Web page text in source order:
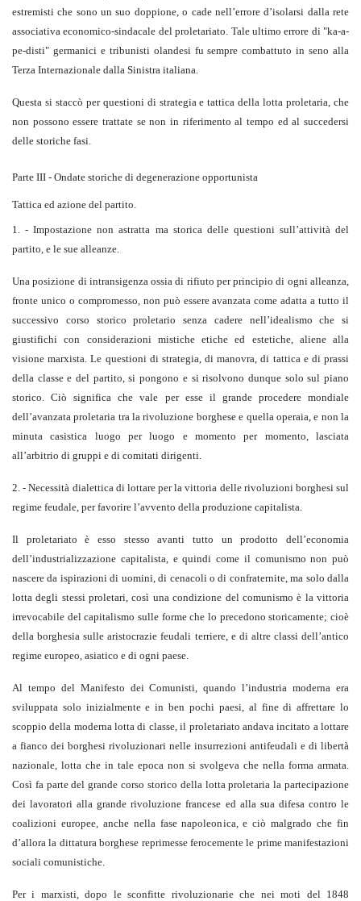
estremisti che sono un suo doppione, o cade nell’errore d’isolarsi dalla rete
associativa economico-sindacale del proletariato. Tale ultimo errore di "ka-a-
pe-disti" germanici e tribunisti olandesi fu sempre combattuto in seno alla
Terza Internazionale dalla Sinistra italiana.
Questa si staccò per questioni di strategia e tattica della lotta proletaria, che
non possono essere trattate se non in riferimento al tempo ed al succedersi
delle storiche fasi.
Parte III - Ondate storiche di degenerazione opportunista
Tattica ed azione del partito.
1. - Impostazione non astratta ma storica delle questioni sull’attività del
partito, e le sue alleanze.
Una posizione di intransigenza ossia di rifiuto per principio di ogni alleanza,
fronte unico o compromesso, non può essere avanzata come adatta a tutto il
successivo corso storico proletario senza cadere nell’idealismo che si
giustifichi con considerazioni mistiche etiche ed estetiche, aliene alla
visione marxista. Le questioni di strategia, di manovra, di tattica e di prassi
della classe e del partito, si pongono e si risolvono dunque solo sul piano
storico. Ciò significa che vale per esse il grande procedere mondiale
dell’avanzata proletaria tra la rivoluzione borghese e quella operaia, e non la
minuta casistica luogo per luogo e momento per momento, lasciata
all’arbitrio di gruppi e di comitati dirigenti.
2. - Necessità dialettica di lottare per la vittoria delle rivoluzioni borghesi sul
regime feudale, per favorire l’avvento della produzione capitalista.
Il proletariato è esso stesso avanti tutto un prodotto dell’economia
dell’industrializzazione capitalista, e quindi come il comunismo non può
nascere da ispirazioni di uomini, di cenacoli o di confraternite, ma solo dalla
lotta degli stessi proletari, così una condizione del comunismo è la vittoria
irrevocabile del capitalismo sulle forme che lo precedono storicamente; cioè
della borghesia sulle aristocrazie feudali terriere, e di altre classi dell’antico
regime europeo, asiatico e di ogni paese.
Al tempo del Manifesto dei Comunisti, quando l’industria moderna era
sviluppata solo inizialmente e in ben pochi paesi, al fine di affrettare lo
scoppio della moderna lotta di classe, il proletariato andava incitato a lottare
a fianco dei borghesi rivoluzionari nelle insurrezioni antifeudali e di libertà
nazionale, lotta che in tale epoca non si svolgeva che nella forma armata.
Così fa parte del grande corso storico della lotta proletaria la partecipazione
dei lavoratori alla grande rivoluzione francese ed alla sua difesa contro le
coalizioni europee, anche nella fase napoleonica, e ciò malgrado che fin
d’allora la dittatura borghese reprimesse ferocemente le prime manifestazioni
sociali comunistiche.
Per i marxisti, dopo le sconfitte rivoluzionarie che nei moti del 1848